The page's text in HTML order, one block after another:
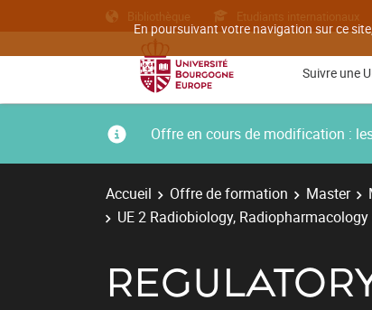
En poursuivant votre navigation sur ce
Bibliothèque Etudiants internationaux
Suivre une
Offre en cours de modification :
Accueil Offre de formation Master
UE 2 Radiobiology,